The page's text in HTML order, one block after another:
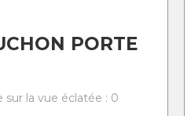
PORTE
sur la vue éclatée : 0